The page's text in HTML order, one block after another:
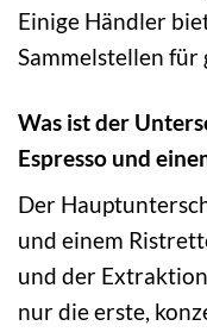
Einige Händler
Sammelstellen für
Was ist der
Espresso und
Der
und einem
und der
nur die erste,